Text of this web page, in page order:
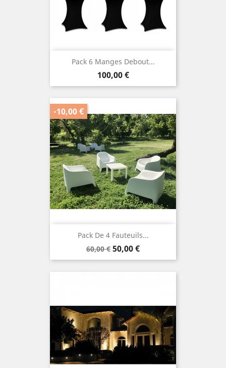
Pack 6 Manges Debout...
Prix
100,00 €
Pack De 4 Fauteuils...
Prix
de
60,00 € Prix
50,00 €
-10,00 €